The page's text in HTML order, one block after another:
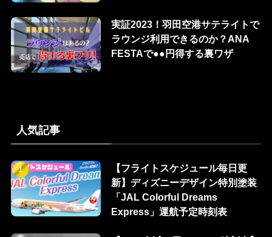
実証2023！羽田空港サテライトで
ラウンジ利用できるのか？ANA
FESTAで●●円得する裏ワザ
人気記事
【フライトスケジュール毎日更
新】ディズニーデザイン特別塗装
「JAL Colorful Dreams
Express」運航予定時刻表